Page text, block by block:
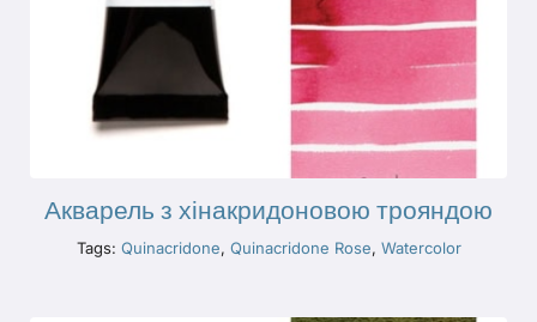
Акварель з хінакридоновою трояндою
Tags: Quinacridone, Quinacridone Rose, Watercolor